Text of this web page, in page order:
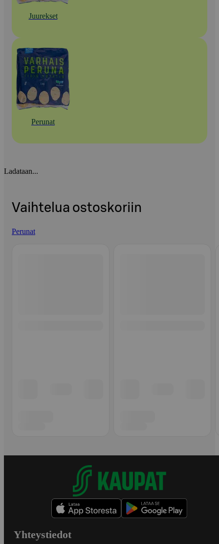
Juurekset
Perunat
Ladataan...
Vaihtelua ostoskoriin
Perunat
Yhteystiedot